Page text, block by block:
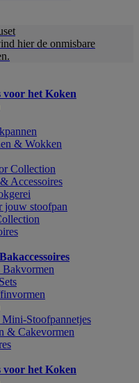
hier de onmisbare
het Koken
& Wokken
Collection
Accessoires
jouw stoofpan
Stoofpannetjes
& Cakevormen
het Koken